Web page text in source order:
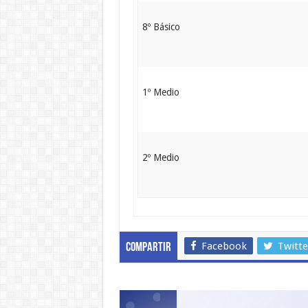
8º Básico
1º Medio
2º Medio
Compartir Facebook